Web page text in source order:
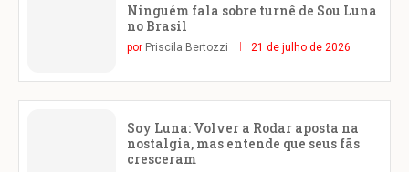
Ninguém fala sobre turnê de Sou Luna
no Brasil
por Priscila Bertozzi 21 de julho de 2026
Soy Luna: Volver a Rodar aposta na
nostalgia, mas entende que seus fãs
cresceram